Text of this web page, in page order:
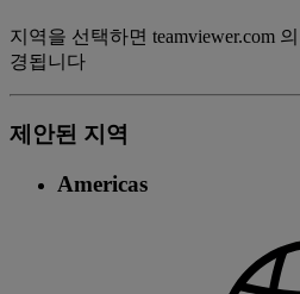
지역을 선택하면 teamviewer.com
경됩니다
제안된 지역
Americas